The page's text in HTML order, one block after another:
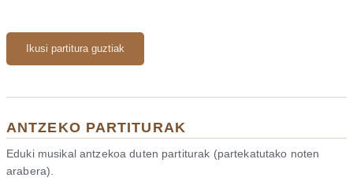
Ikusi partitura guztiak
ANTZEKO PARTITURAK
Eduki musikal antzekoa duten partiturak (partekatutako noten
arabera).